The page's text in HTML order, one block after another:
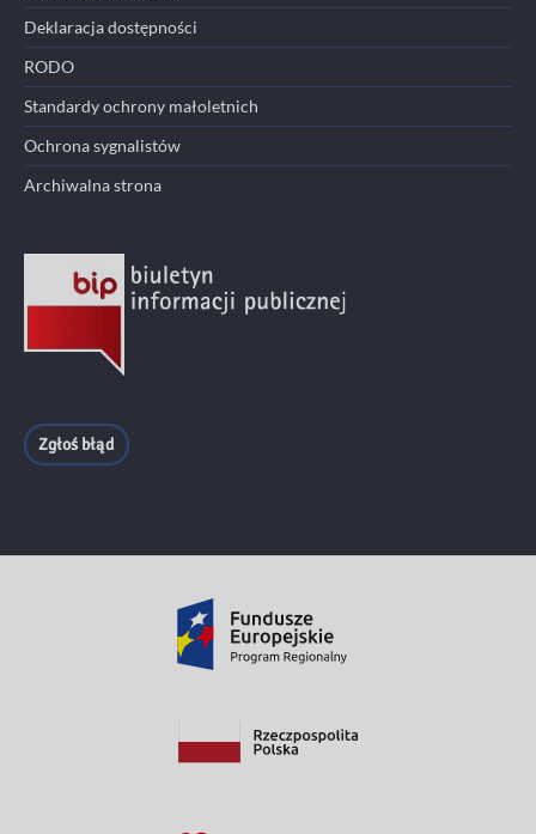
Deklaracja dostępności
RODO
Standardy ochrony małoletnich
Ochrona sygnalistów
Archiwalna strona
Zgłoś błąd